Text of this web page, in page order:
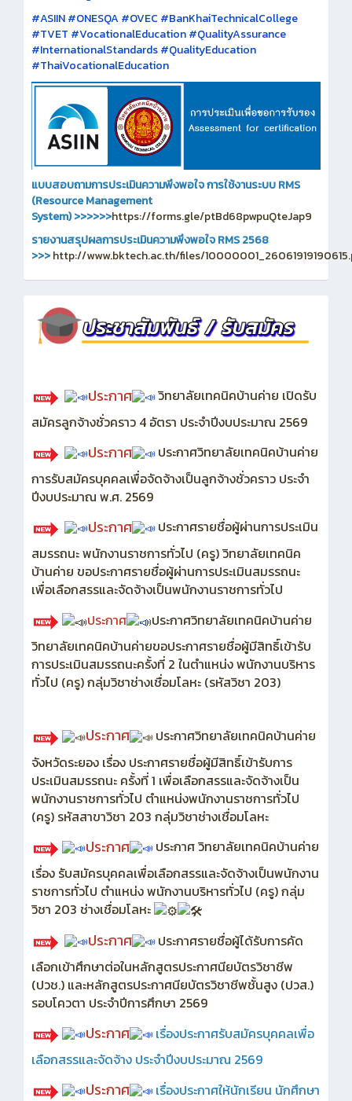
#ASIIN #ONESQA #OVEC #BanKhaiTechnicalCollege
#TVET #VocationalEducation #QualityAssurance
#InternationalStandards #QualityEducation
#ThaiVocationalEducation
แบบสอบถามการประเมินความพึงพอใจ การใช้งานระบบ RMS
(Resource Management
System)>>>>>>https://forms.gle/ptBd68pwpuQteJap9
รายงานสรุปผลการประเมินความพึงพอใจ RMS 2568
>>>http://www.bktech.ac.th/files/
ประกาศ
วิทยาลัยเทคนิคบ้านค่าย เปิดรับ
สมัครลูกจ้างชั่วคราว 4 อัตรา ประจำปีงบประมาณ 2569
ประกาศ
ประกาศวิทยาลัยเทคนิคบ้านค่าย
การรับสมัครบุคคลเพื่อจัดจ้างเป็นลูกจ้างชั่วคราว ประจำ
ปีงบประมาณ พ.ศ. 2569
ประกาศ
ประกาศรายชื่อผู้ผ่านการประเมิน
สมรรถนะ พนักงานราชการทั่วไป (ครู) วิทยาลัยเทคนิค
บ้านค่าย ขอประกาศรายชื่อผู้ผ่านการประเมินสมรรถนะ
เพื่อเลือกสรรและจัดจ้างเป็นพนักงานราชการทั่วไป
ประกาศ
ประกาศวิทยาลัยเทคนิคบ้านค่าย
วิทยาลัยเทคนิคบ้านค่ายขอประกาศรายชื่อผู้มีสิทธิ์เข้ารับ
การประเมินสมรรถนะครั้งที่ 2 ในตำแหน่ง พนักงานบริหาร
ทั่วไป (ครู) กลุ่มวิชาช่างเชื่อมโลหะ (รหัสวิชา 203)
ประกาศ
ประกาศวิทยาลัยเทคนิคบ้านค่าย
จังหวัดระยอง เรื่อง ประกาศรายชื่อผู้มีสิทธิ์เข้ารับการ
ประเมินสมรรถนะ ครั้งที่ 1 เพื่อเลือกสรรและจัดจ้างเป็น
พนักงานราชการทั่วไป ตำแหน่งพนักงานราชการทั่วไป
(ครู) รหัสสาขาวิชา 203 กลุ่มวิชาช่างเชื่อมโลหะ
ประกาศ
ประกาศ วิทยาลัยเทคนิคบ้านค่าย
เรื่อง รับสมัครบุคคลเพื่อเลือกสรรและจัดจ้างเป็นพนักงาน
ราชการทั่วไป ตำแหน่ง พนักงานบริหารทั่วไป (ครู) กลุ่ม
วิชา 203 ช่างเชื่อมโลหะ
ประกาศ
ประกาศรายชื่อผู้ได้รับการคัด
เลือกเข้าศึกษาต่อในหลักสูตรประกาศนียบัตรวิชาชีพ
(ปวช.) และหลักสูตรประกาศนียบัตรวิชาชีพชั้นสูง (ปวส.)
รอบโควตา ประจำปีการศึกษา 2569
ประกาศ เรื่องประกาศรับสมัครบุคคลเพื่อ
เลือกสรรและจัดจ้าง ประจำปีงบประมาณ 2569
ประกาศ
เรื่องประกาศให้นักเรียน นักศึกษา